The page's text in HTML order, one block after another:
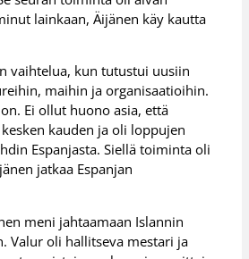
lainkaan, Äijänen käy kautta
vaihtelua, kun tutustui uusiin
maihin ja organisaatioihin.
Ei ollut huono asia, että
kauden ja oli loppujen
Espanjasta. Siellä toiminta oli
jatkaa Espanjan
meni jahtaamaan Islannin
Valur oli hallitseva mestari ja